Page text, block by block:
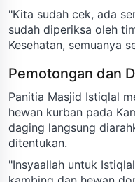
"Kita sudah cek, ada
sudah diperiksa oleh
Kesehatan, semuanya
Pemotongan dan
Panitia Masjid Istiqlal
hewan kurban pada
daging langsung
ditentukan.
"Insyaallah untuk